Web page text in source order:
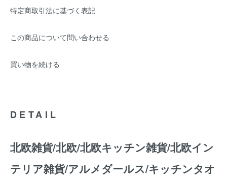
特定商取引法に基づく表記
この商品について問い合わせる
買い物を続ける
DETAIL
北欧雑貨/北欧/北欧キッチン雑貨/北欧イン
テリア雑貨/アルメダールス/キッチンタオ